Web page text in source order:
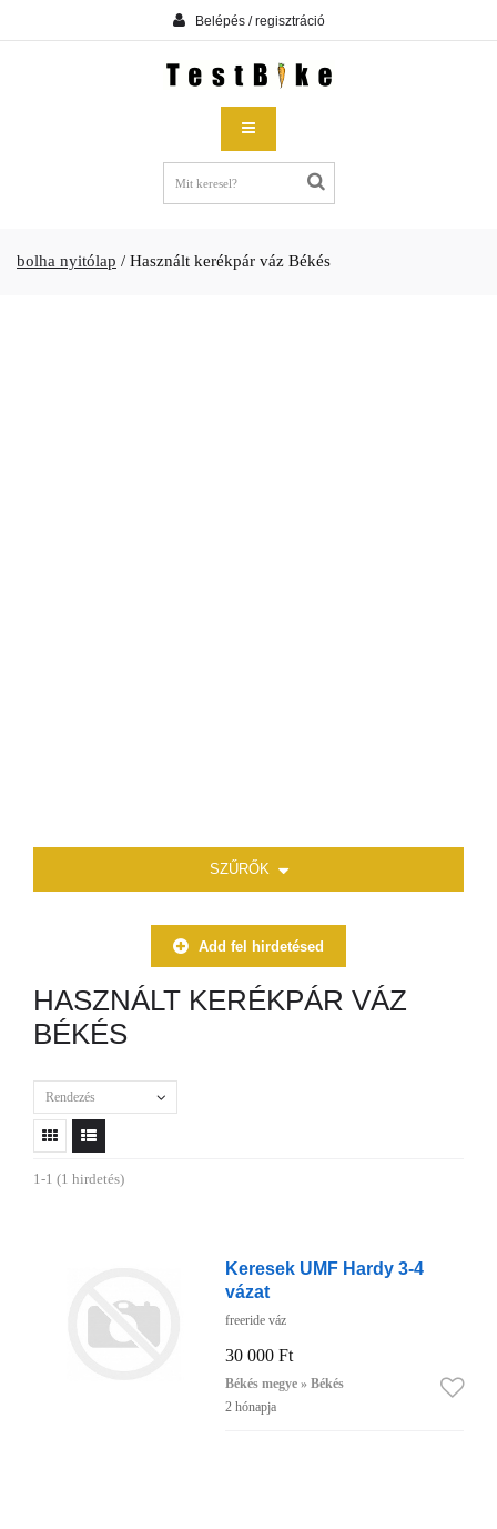
Belépés / regisztráció
bolha nyitólap / Használt kerékpár váz Békés
SZŰRŐK
Add fel hirdetésed
HASZNÁLT KERÉKPÁR VÁZ
BÉKÉS
Rendezés
1-1 (1 hirdetés)
Keresek UMF Hardy 3-4
vázat
freeride váz
30 000 Ft
Békés megye » Békés
2 hónapja